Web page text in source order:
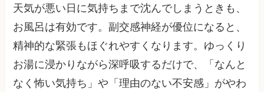
天気が悪い日に気持ちまで沈んでしまうときも、
お風呂は有効です。副交感神経が優位になると、
精神的な緊張もほぐれやすくなります。ゆっくり
お湯に浸かりながら深呼吸するだけで、「なんと
なく怖い気持ち」や「理由のない不安感」がやわ